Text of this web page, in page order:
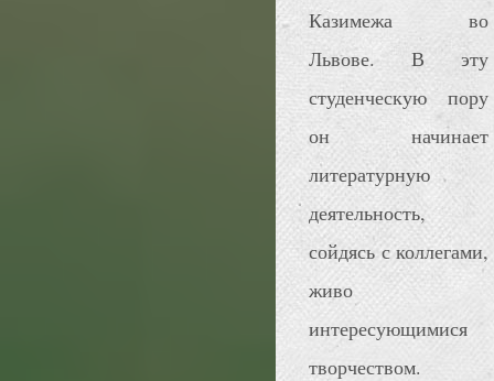
Казимежа во
Львове. В эту
студенческую пору
он начинает
литературную
деятельность,
сойдясь с коллегами,
живо
интересующимися
творчеством.